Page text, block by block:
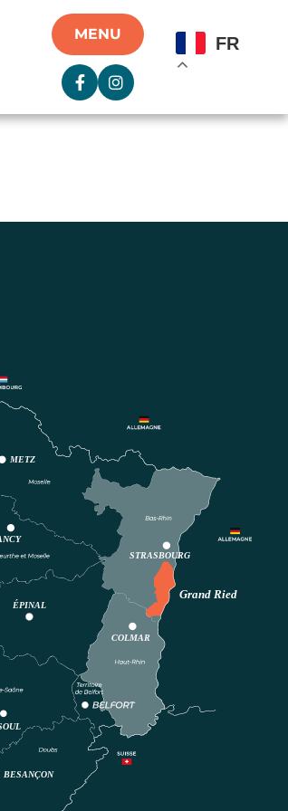
MENU FR